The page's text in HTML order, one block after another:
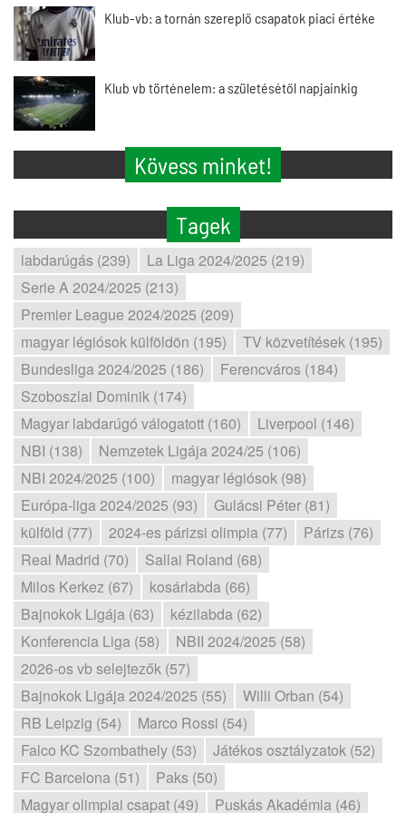
Klub-vb: a tornán szereplő csapatok piaci értéke
Klub vb történelem: a születésétől napjainkig
Kövess minket!
Tagek
labdarúgás (239)
La Liga 2024/2025 (219)
Serie A 2024/2025 (213)
Premier League 2024/2025 (209)
magyar légiósok külföldön (195)
TV közvetítések (195)
Bundesliga 2024/2025 (186)
Ferencváros (184)
Szoboszlai Dominik (174)
Magyar labdarúgó válogatott (160)
Liverpool (146)
NBI (138)
Nemzetek Ligája 2024/25 (106)
NBI 2024/2025 (100)
magyar légiósok (98)
Európa-liga 2024/2025 (93)
Gulácsi Péter (81)
külföld (77)
2024-es párizsi olimpia (77)
Párizs (76)
Real Madrid (70)
Sallai Roland (68)
Milos Kerkez (67)
kosárlabda (66)
Bajnokok Ligája (63)
kézilabda (62)
Konferencia Liga (58)
NBII 2024/2025 (58)
2026-os vb selejtezők (57)
Bajnokok Ligája 2024/2025 (55)
Willi Orban (54)
RB Leipzig (54)
Marco Rossi (54)
Falco KC Szombathely (53)
Játékos osztályzatok (52)
FC Barcelona (51)
Paks (50)
Magyar olimpiai csapat (49)
Puskás Akadémia (46)